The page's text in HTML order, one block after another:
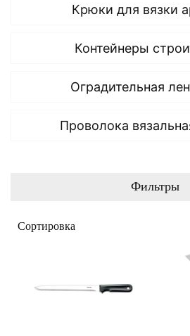
Крюки для вязки
Контейнеры
Оградительная
Проволока
Фильтры